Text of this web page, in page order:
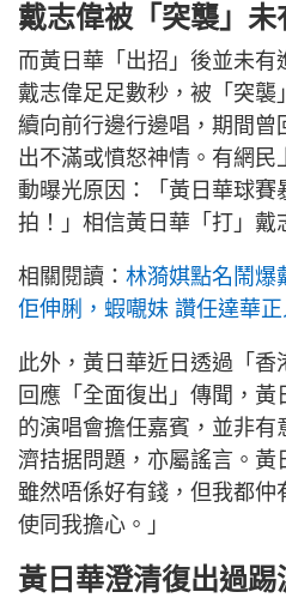
戴志偉被「突襲」未
而黃日華「出招」後並未有
戴志偉足足數秒，被「突襲
續向前行邊行邊唱，期間曾
出不滿或憤怒神情。有網
動曝光原因：「黃日華球賽
拍！」相信黃日華「打」戴
相關閱讀： 林漪娸點名鬧爆
佢伸脷，蝦𡃁妹 讚任達華
此外，黃日華近日透過「香
回應「全面復出」傳聞，
的演唱會擔任嘉賓，並非
濟拮据問題，亦屬謠言。黃
雖然唔係好有錢，但我都仲
使同我擔心。」
黃日華澄清復出過踢